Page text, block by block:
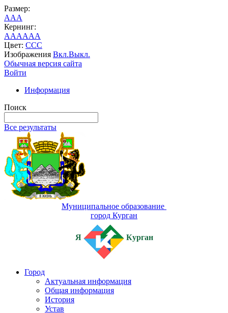
Размер:
AAA
Кернинг:
AAAAAA
Цвет: CCC
Изображения Вкл.Выкл.
Обычная версия сайта
Войти
Информация
Поиск
Все результаты
Муниципальное образование
город Курган
Я Курган
Город
Актуальная информация
Общая информация
История
Устав